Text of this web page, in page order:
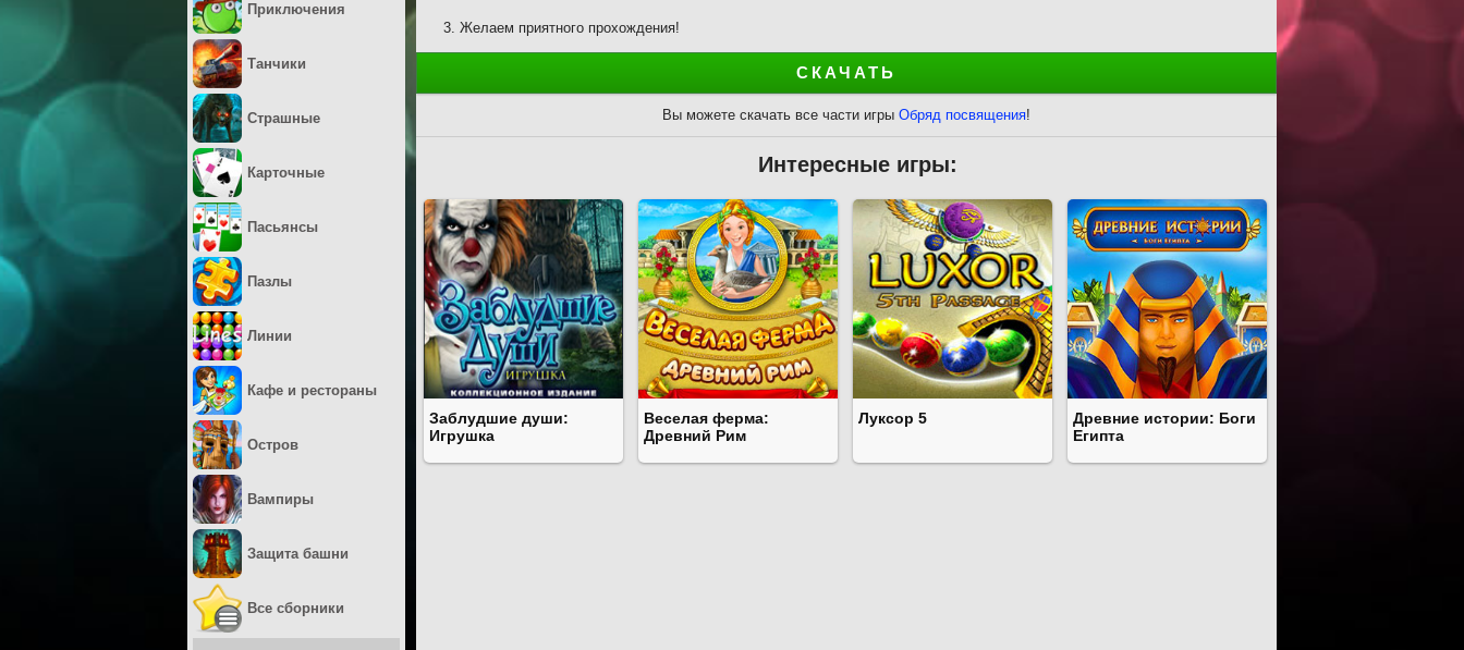
Желаем приятного прохождения!
СКАЧАТЬ
Вы можете скачать все части игры Обряд посвящения!
Интересные игры:
Заблудшие души:
Игрушка
Веселая ферма:
Древний Рим
Луксор 5
Древние истории: Боги
Египта
Приключения
Танчики
Страшные
Карточные
Пасьянсы
Пазлы
Линии
Кафе и рестораны
Остров
Вампиры
Защита башни
Все сборники